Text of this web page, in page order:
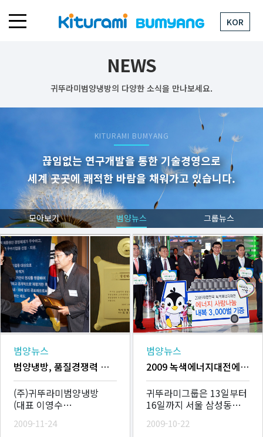
KOR
NEWS
귀뚜라미범양냉방의 다양한 소식을 만나보세요.
KITURAMI BUMYANG
끊임없는 연구개발을 통한 기술경영으로
세계 곳곳에 쾌적한 바람을 채워가고 있습니다.
모아보기 범양뉴스 그룹뉴스
범양뉴스
범양냉방, 품질경쟁력 우수기업 2년 연속으로 선정
(주)귀뚜라미범양냉방
(대표 이영수
지식경제부 기술표준원과
2009-11-24
범양뉴스
2009 녹색에너지대전에서 에너지 사랑나눔 실천
귀뚜라미그룹은 13일부터
16일까지 서울 삼성동
대한민국
2009-10-22